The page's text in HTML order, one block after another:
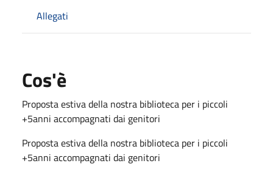
Allegati
Cos'è
Proposta estiva della nostra biblioteca per i piccoli
+5anni accompagnati dai genitori
Proposta estiva della nostra biblioteca per i piccoli
+5anni accompagnati dai genitori